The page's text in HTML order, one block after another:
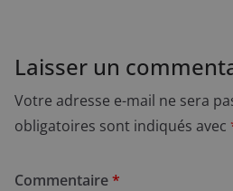
Laisser un
Votre adresse e-mail ne sera
obligatoires sont indiqués avec
Commentaire*